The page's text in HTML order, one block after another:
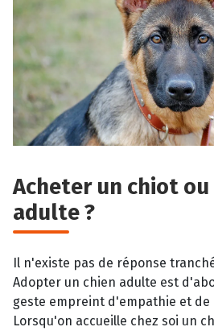
Acheter un chiot
adulte ?
Il n'existe pas de réponse
Adopter un chien adulte est
geste empreint d'empathie et de
Lorsqu'on accueille chez soi un